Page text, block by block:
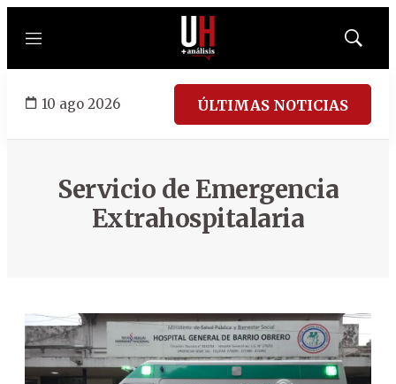
Menú
Mostrar
10 ago 2026 ÚLTIMAS NOTICIAS
Servicio de Emergencia
Extrahospitalaria